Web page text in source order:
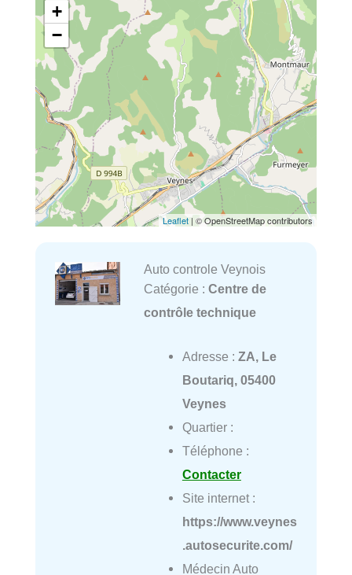
+
−
Leaflet | © OpenStreetMap contributors
Auto controle Veynois
Catégorie : Centre de
contrôle technique
Adresse : ZA, Le
Boutariq, 05400
Veynes
Quartier :
Téléphone :
Contacter
Site internet :
https://www.veynes
.autosecurite.com/
Médecin Auto